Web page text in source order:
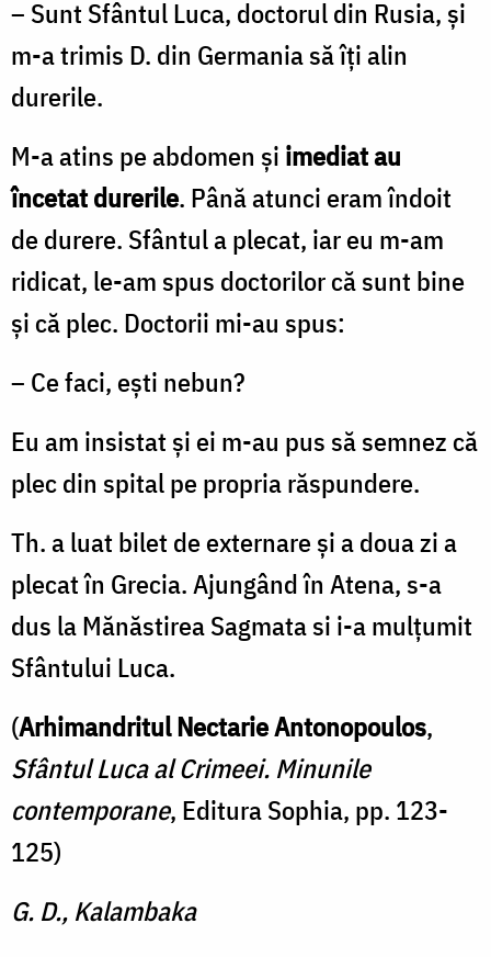
– Sunt Sfântul Luca, doctorul din Rusia, şi
m-a trimis D. din Germania să îţi alin
durerile.
M-a atins pe abdomen şi imediat au
încetat dureri­le. Până atunci eram îndoit
de durere. Sfântul a plecat, iar eu m-am
ridicat, le-am spus doctorilor că sunt bine
şi că plec. Doctorii mi-au spus:
– Ce faci, eşti nebun?
Eu am insistat şi ei m-au pus să semnez că
plec din spital pe propria răspundere.
Th. a luat bilet de externare şi a doua zi a
plecat în Grecia. Ajungând în Atena, s-a
dus la Mănăstirea Sag­mata si i-a mulțumit
Sfântului Luca.
(Arhimandritul Nectarie Antonopoulos,
Sfântul Luca al Crimeei. Minunile
contemporane, Editura Sophia, pp. 123-
125)
G. D., Kalambaka